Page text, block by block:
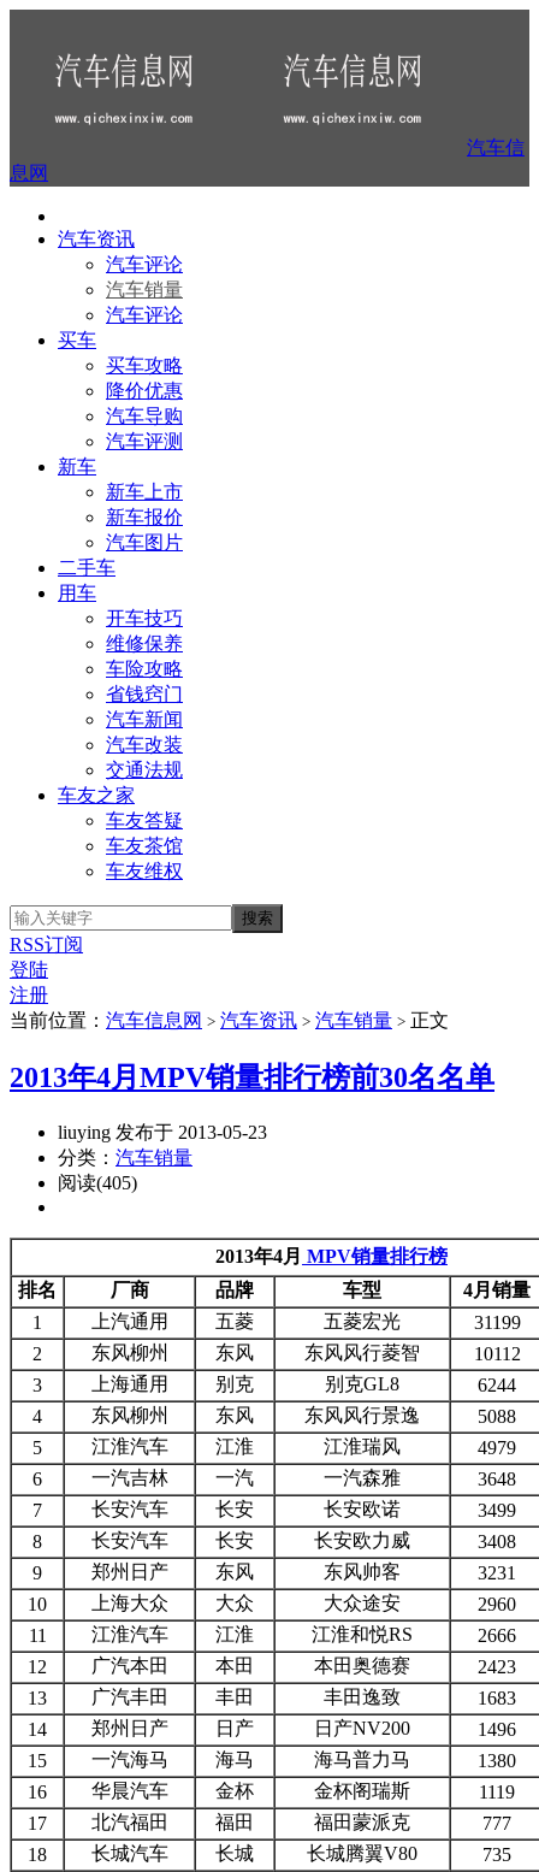
汽车信
息网
汽车资讯
汽车评论
汽车销量
汽车评论
买车
买车攻略
降价优惠
汽车导购
汽车评测
新车
新车上市
新车报价
汽车图片
二手车
用车
开车技巧
维修保养
车险攻略
省钱窍门
汽车新闻
汽车改装
交通法规
车友之家
车友答疑
车友茶馆
车友维权
RSS订阅
登陆
注册
当前位置： 汽车信息网 > 汽车资讯 > 汽车销量 > 正文
2013年4月MPV销量排行榜前30名名单
liuying 发布于 2013-05-23
分类： 汽车销量
阅读(405)
2013年4月 MPV销量排行榜
排名
厂商 品牌 车型
4月销量
1
上汽通用 五菱 五菱宏光
31199
2
东风柳州 东风 东风风行菱智
10112
3
上海通用 别克 别克GL8
6244
4
东风柳州 东风 东风风行景逸
5088
5
江淮汽车 江淮 江淮瑞风
4979
6
一汽吉林 一汽 一汽森雅
3648
7
长安汽车 长安 长安欧诺
3499
8
长安汽车 长安 长安欧力威
3408
9
郑州日产 东风 东风帅客
3231
10
上海大众 大众 大众途安
2960
11
江淮汽车 江淮 江淮和悦RS
2666
12
广汽本田 本田 本田奥德赛
2423
13
广汽丰田 丰田 丰田逸致
1683
14
郑州日产 日产 日产NV200
1496
15
一汽海马 海马 海马普力马
1380
16
华晨汽车 金杯 金杯阁瑞斯
1119
17
北汽福田 福田 福田蒙派克
777
18
长城汽车 长城 长城腾翼V80
735